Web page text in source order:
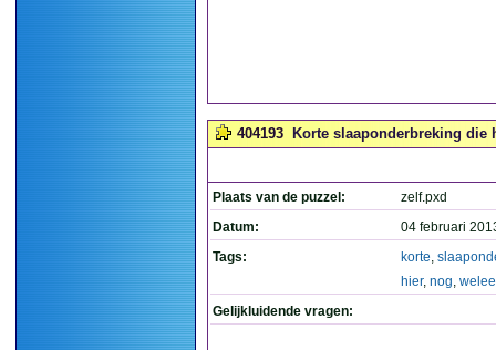
404193 Korte slaaponderbreking die
Plaats van de puzzel:
zelf.pxd
Datum:
04 februari
Tags:
korte,
hier, nog,
Gelijkluidende vragen: